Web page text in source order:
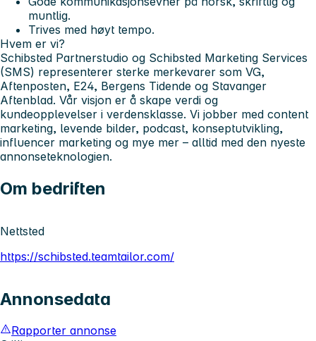
muntlig.
Trives med høyt tempo.
Hvem er vi?
Schibsted Partnerstudio og Schibsted Marketing Services
(SMS) representerer sterke merkevarer som VG,
Aftenposten, E24, Bergens Tidende og Stavanger
Aftenblad. Vår visjon er å skape verdi og
kundeopplevelser i verdensklasse. Vi jobber med content
marketing, levende bilder, podcast, konseptutvikling,
influencer marketing og mye mer – alltid med den nyeste
annonseteknologien.
Om bedriften
Nettsted
https://schibsted.teamtailor.com/
Annonsedata
Rapporter annonse